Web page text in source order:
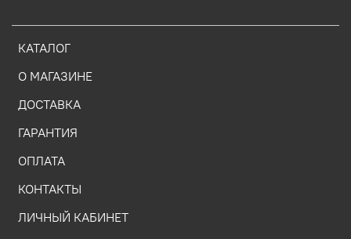
КАТАЛОГ
О МАГАЗИНЕ
ДОСТАВКА
ГАРАНТИЯ
ОПЛАТА
КОНТАКТЫ
ЛИЧНЫЙ КАБИНЕТ